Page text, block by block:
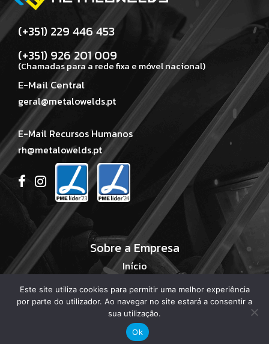
(+351) 229 446 453
(+351) 926 201 009
(Chamadas para a rede fixa e móvel nacional)
E-Mail Central
geral@metalowelds.pt
E-Mail Recursos Humanos
rh@metalowelds.pt
Sobre a Empresa
Início
Áreas de Negócio
Serviços
Projetos
Este site utiliza cookies para permitir uma melhor experiência
por parte do utilizador. Ao navegar no site estará a consentir a
sua utilização.
Ok